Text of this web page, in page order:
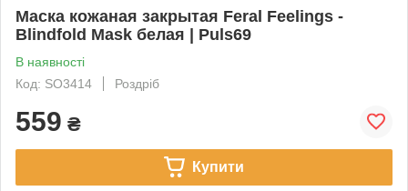
Маска кожаная закрытая Feral Feelings -
Blindfold Mask белая | Puls69
В наявності
Код: SO3414
Роздріб
559 ₴
Купити